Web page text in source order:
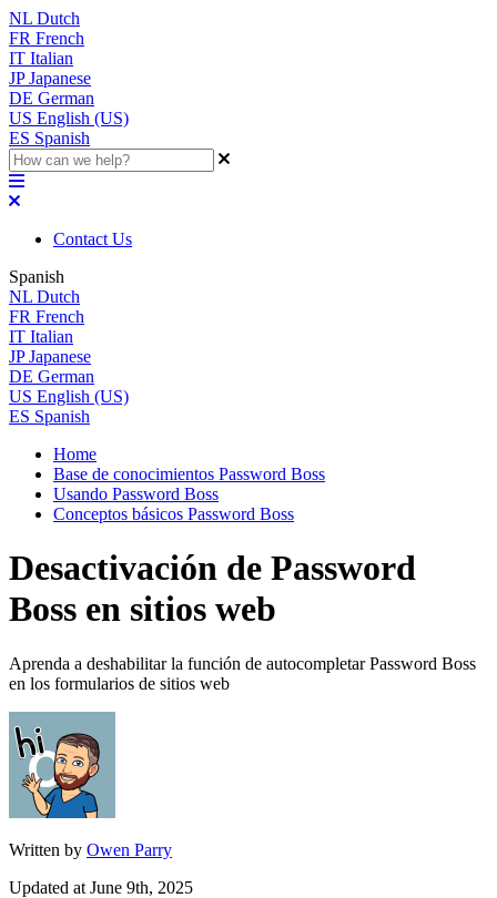
NL Dutch
FR French
IT Italian
JP Japanese
DE German
US English (US)
ES Spanish
Contact Us
Spanish
NL Dutch
FR French
IT Italian
JP Japanese
DE German
US English (US)
ES Spanish
Home
Base de conocimientos Password Boss
Usando Password Boss
Conceptos básicos Password Boss
Desactivación de Password
Boss en sitios web
Aprenda a deshabilitar la función de autocompletar Password Boss
en los formularios de sitios web
Written by Owen Parry
Updated at June 9th, 2025